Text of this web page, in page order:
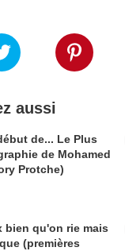
aussi
de... Le Plus
de Mohamed
Protche)
bien qu'on rie mais
(premières